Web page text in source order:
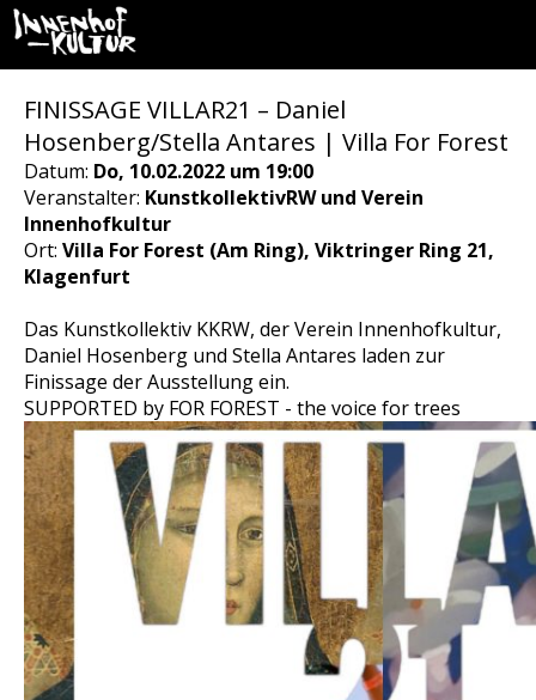
FINISSAGE VILLAR21 – Daniel
Hosenberg/Stella Antares | Villa For Forest
Datum: Do, 10.02.2022 um 19:00
Veranstalter: KunstkollektivRW und Verein
Innenhofkultur
Ort: Villa For Forest (Am Ring), Viktringer Ring 21,
Klagenfurt
Das Kunstkollektiv KKRW, der Verein Innenhofkultur,
Daniel Hosenberg und Stella Antares laden zur
Finissage der Ausstellung ein.
SUPPORTED by FOR FOREST - the voice for trees